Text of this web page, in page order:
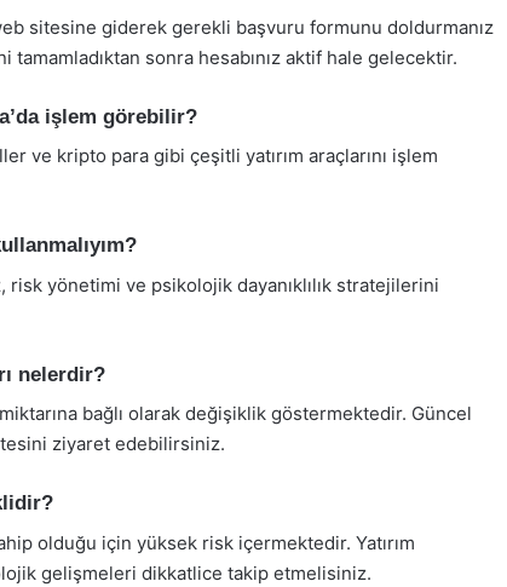
sitesine giderek gerekli başvuru formunu doldurmanız
sonra hesabınız aktif hale gelecektir.
işlem görebilir?
ve kripto para gibi çeşitli yatırım araçlarını işlem
risk yönetimi ve psikolojik dayanıklılık stratejilerini
nelerdir?
bağlı olarak değişiklik göstermektedir. Güncel
ziyaret edebilirsiniz.
olduğu için yüksek risk içermektedir. Yatırım
gelişmeleri dikkatlice takip etmelisiniz.